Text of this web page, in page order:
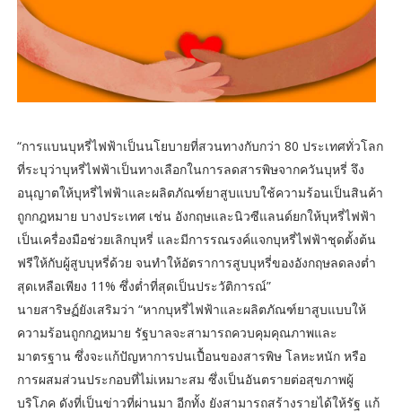
“การแบนบุหรี่ไฟฟ้าเป็นนโยบายที่สวนทางกับกว่า 80 ประเทศทั่วโลก
ที่ระบุว่าบุหรี่ไฟฟ้าเป็นทางเลือกในการลดสารพิษจากควันบุหรี่ จึง
อนุญาตให้บุหรี่ไฟฟ้าและผลิตภัณฑ์ยาสูบแบบใช้ความร้อนเป็นสินค้า
ถูกกฎหมาย บางประเทศ เช่น อังกฤษและนิวซีแลนด์ยกให้บุหรี่ไฟฟ้า
เป็นเครื่องมือช่วยเลิกบุหรี่ และมีการรณรงค์แจกบุหรี่ไฟฟ้าชุดตั้งต้น
ฟรีให้กับผู้สูบบุหรี่ด้วย จนทำให้อัตราการสูบบุหรี่ของอังกฤษลดลงต่ำ
สุดเหลือเพียง 11% ซึ่งต่ำที่สุดเป็นประวัติการณ์”
นายสาริษฏ์ยังเสริมว่า “หากบุหรี่ไฟฟ้าและผลิตภัณฑ์ยาสูบแบบให้
ความร้อนถูกกฎหมาย รัฐบาลจะสามารถควบคุมคุณภาพและ
มาตรฐาน ซึ่งจะแก้ปัญหาการปนเปื้อนของสารพิษ โลหะหนัก หรือ
การผสมส่วนประกอบที่ไม่เหมาะสม ซึ่งเป็นอันตรายต่อสุขภาพผู้
บริโภค ดังที่เป็นข่าวที่ผ่านมา อีกทั้ง ยังสามารถสร้างรายได้ให้รัฐ แก้